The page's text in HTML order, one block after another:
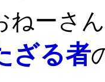
ねーさ
ざる者